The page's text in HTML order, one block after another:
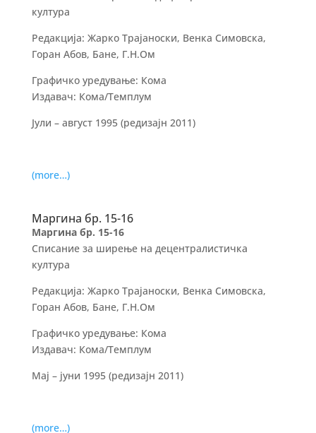
култура
Редакција: Жарко Трајаноски, Венка Симовска,
Горан Абов, Бане, Г.Н.Ом
Графичко уредување: Кома
Издавач: Кома/Темплум
Јули – август 1995 (редизајн 2011)
(more…)
Маргина бр. 15-16
Маргина бр. 15-16
Списание за ширење на децентралистичка
култура
Редакција: Жарко Трајаноски, Венка Симовска,
Горан Абов, Бане, Г.Н.Ом
Графичко уредување: Кома
Издавач: Кома/Темплум
Мај – јуни 1995 (редизајн 2011)
(more…)